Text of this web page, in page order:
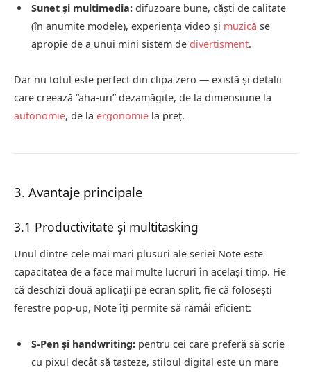
Sunet și multimedia: difuzoare bune, căști de calitate
(în anumite modele), experiența video și muzică se
apropie de a unui mini sistem de divertisment.
Dar nu totul este perfect din clipa zero — există și detalii
care creează “aha‑uri” dezamăgite, de la dimensiune la
autonomie, de la ergonomie la preț.
3. Avantaje principale
3.1 Productivitate și multitasking
Unul dintre cele mai mari plusuri ale seriei Note este
capacitatea de a face mai multe lucruri în același timp. Fie
că deschizi două aplicații pe ecran split, fie că folosești
ferestre pop‑up, Note îți permite să rămâi eficient:
S‑Pen și handwriting: pentru cei care preferă să scrie
cu pixul decât să tasteze, stiloul digital este un mare